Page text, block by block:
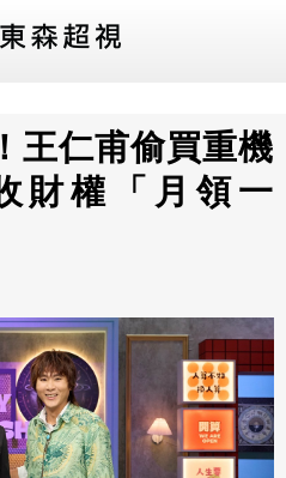
王仁甫偷買重機
財權「月領一